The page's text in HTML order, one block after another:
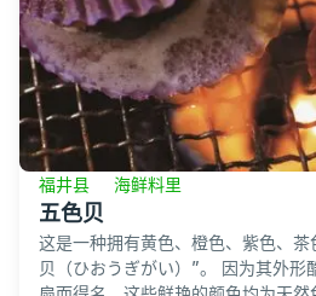
福井县 海鲜料里
五色贝
这是一种拥有黄色、橙色、紫色、
贝（ひおうぎがい）”。 因为其外形